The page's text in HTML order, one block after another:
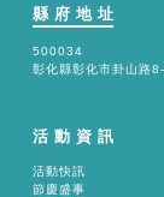
縣府地址
500034
彰化縣彰化市卦山路
活動資訊
活動快訊
節慶盛事